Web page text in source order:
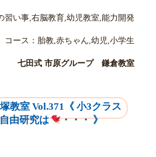
習い事,右脳教育,幼児教室,能力開発
コース：胎教,赤ちゃん,幼児,小学生
七田式 市原グループ 鎌倉教室
教室 Vol.371《 小3クラス
由研究は
・・・ 》